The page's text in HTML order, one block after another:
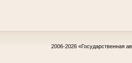
2006-2026 «Государственная